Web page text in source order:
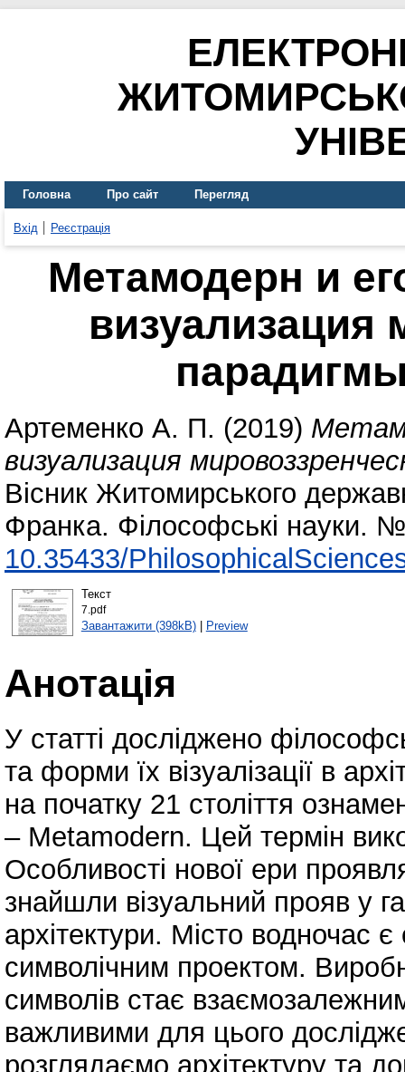
Головна Про сайт Перегляд
Вхід Реєстрація
Метамодерн и
визуализация
Артеменко А. П. (2019)
визуализация
Вісник Житомирського
Франка. Філософські науки.
10.35433/
Текст
7.pdf
Завантажити (398kB)| Preview
Анотація
У статті досліджено
та форми їх візуалізації в
на початку 21 століття
‒ Metamodern. Цей термін
Особливості нової ери
знайшли візуальний прояв у
архітектури. Місто водночас
символічним проектом.
символів стає
важливими для цього
розглядаємо архітектуру та